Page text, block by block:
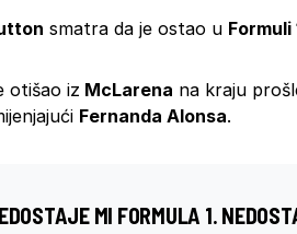
smatra da je ostao u Formuli
otišao iz McLarena na kraju
Fernanda Alonsa.
MI FORMULA 1.